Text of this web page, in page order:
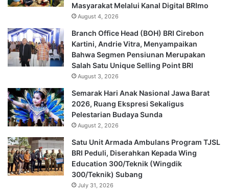
Masyarakat Melalui Kanal Digital BRImo
August 4, 2026
Branch Office Head (BOH) BRI Cirebon
Kartini, Andrie Vitra, Menyampaikan
Bahwa Segmen Pensiunan Merupakan
Salah Satu Unique Selling Point BRI
August 3, 2026
Semarak Hari Anak Nasional Jawa Barat
2026, Ruang Ekspresi Sekaligus
Pelestarian Budaya Sunda
August 2, 2026
Satu Unit Armada Ambulans Program TJSL
BRI Peduli, Diserahkan Kepada Wing
Education 300/Teknik (Wingdik
300/Teknik) Subang
July 31, 2026